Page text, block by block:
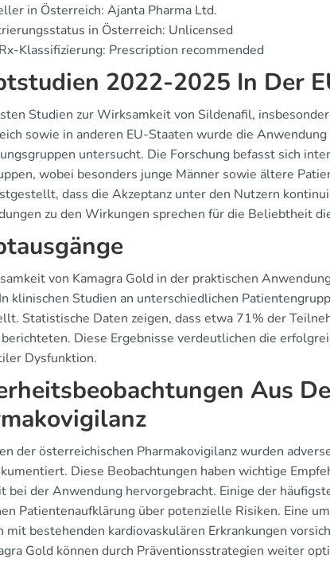
in Österreich: Ajanta Pharma Ltd.
in Österreich: Unlicensed
Klassifizierung: Prescription recommended
2022-2025 In Der
Studien zur Wirksamkeit von Sildenafil,
sowie in anderen EU-Staaten wurde die
untersucht. Die Forschung befasst sich
wobei besonders junge Männer sowie ältere
dass die Akzeptanz unter den Nutzern
zu den Wirkungen sprechen für die Beliebtheit
von Kamagra Gold in der praktischen
klinischen Studien an unterschiedlichen
Statistische Daten zeigen, dass etwa 71% der
Diese Ergebnisse verdeutlichen die
Dysfunktion.
Aus
der österreichischen Pharmakovigilanz wurden
Diese Beobachtungen haben wichtige
bei der Anwendung hervorgebracht. Einige der
Patientenaufklärung über potenzielle Risiken. Eine
mit bestehenden kardiovaskulären Erkrankungen
Gold können durch Präventionsstrategien weiter